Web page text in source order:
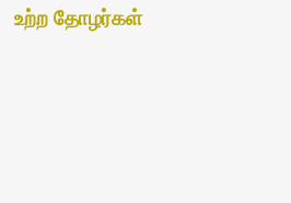
உற்ற தோழர்கள்